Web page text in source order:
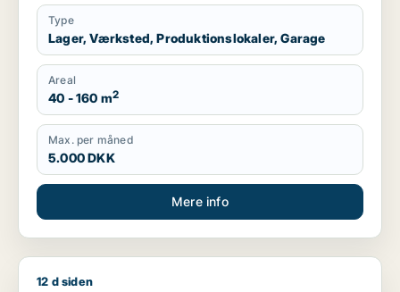
Type
Lager, Værksted, Produktionslokaler, Garage
Areal
40 - 160 m2
Max. per måned
5.000 DKK
Mere info
Cicilie søger kontor, lager, værksted, butik,
12 d siden